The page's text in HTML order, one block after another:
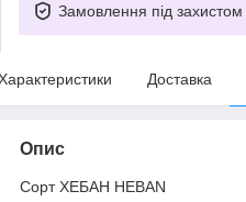
Замовлення під захистом
Доставка
Опис
Сорт ХЕБАН HEBAN